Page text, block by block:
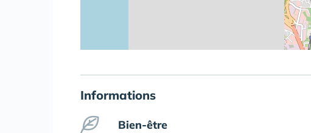
Informations
Bien-être